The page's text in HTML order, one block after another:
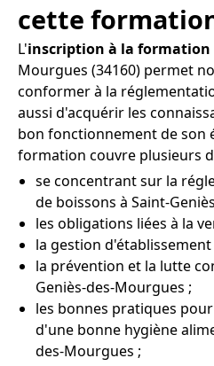
cette
L'inscription à la formation
Mourgues (34160) permet
conformer à la
aussi d'acquérir les
bon fonctionnement de son
formation couvre plusieurs
se concentrant sur la
de boissons à Saint-
les obligations liées à la
la gestion d'établissement
la prévention et la lutte
Geniès-des-Mourgues ;
les bonnes pratiques
d'une bonne hygiène
des-Mourgues ;